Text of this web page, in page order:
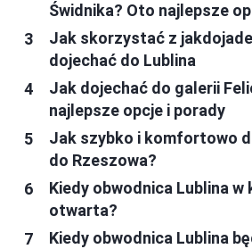
Świdnika? Oto najlepsze
Jak skorzystać z
dojechać do Lublina
Jak dojechać do galerii
najlepsze opcje i porady
Jak szybko i komfortowo
do Rzeszowa?
Kiedy obwodnica Lublina
otwarta?
Kiedy obwodnica Lublina